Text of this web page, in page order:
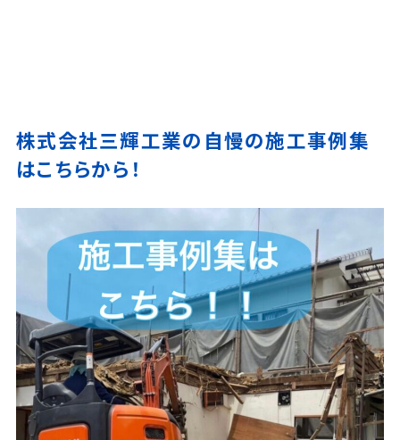
株式会社三輝工業の自慢の施工事例集
はこちらから！